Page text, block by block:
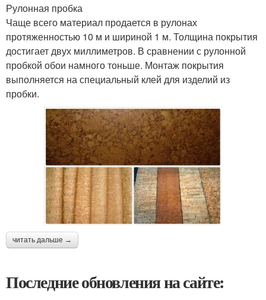
Рулонная пробка
Чаще всего материал продается в рулонах
протяженностью 10 м и шириной 1 м. Толщина покрытия
достигает двух миллиметров. В сравнении с рулонной
пробкой обои намного тоньше. Монтаж покрытия
выполняется на специальный клей для изделий из
пробки.
читать дальше →
Последние обновления на сайте: